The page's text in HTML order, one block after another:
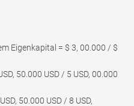
Eigenkapital = $ 3, 00.000 / $
50.000 USD / 5 USD, 00.000
50.000 USD / 8 USD,